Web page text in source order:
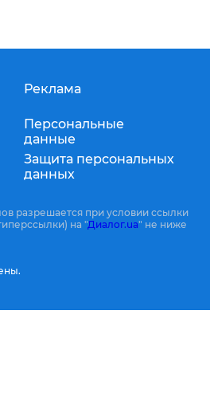
Реклама
Персональные
данные
Защита персональных
данных
разрешается при условии ссылки
на "Диалог.ua" не ниже